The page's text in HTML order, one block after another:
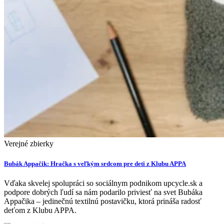
Verejné zbierky
Bubák Appačik: Hračka s veľkým srdcom pre deti z Klubu APPA
Vďaka skvelej spolupráci so sociálnym podnikom upcycle.sk a
podpore dobrých ľudí sa nám podarilo priviesť na svet Bubáka
Appačika – jedinečnú textilnú postavičku, ktorá prináša radosť
deťom z Klubu APPA.